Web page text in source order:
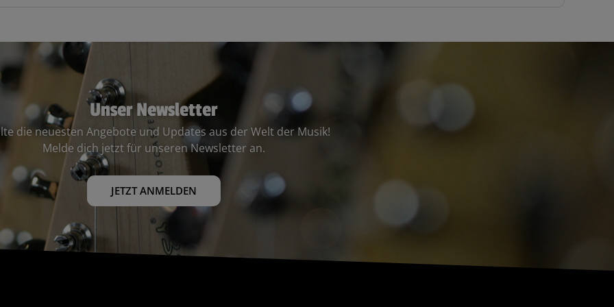
Unser Newsletter
die neuesten Angebote und Updates aus der Welt der Musik!
Melde dich jetzt für unseren Newsletter an.
JETZT ANMELDEN